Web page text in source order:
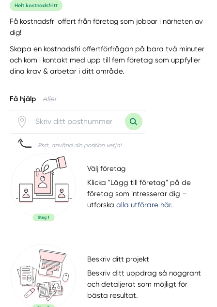
Helt kostnadsfritt
Få kostnadsfri offert från företag som jobbar i närheten av
dig!
Skapa en kostnadsfri offertförfrågan på bara två minuter
och kom i kontakt med upp till fem företag som uppfyller
dina krav & arbetar i ditt område.
Få hjälp eller
Psst, använd din position vetja!
Välj företag
Klicka "Lägg till företag" på de
företag som intresserar dig –
utforskaalla utförare här.
Beskriv ditt projekt
Beskriv ditt uppdrag så noggrant
och detaljerat som möjligt för
bästa resultat.